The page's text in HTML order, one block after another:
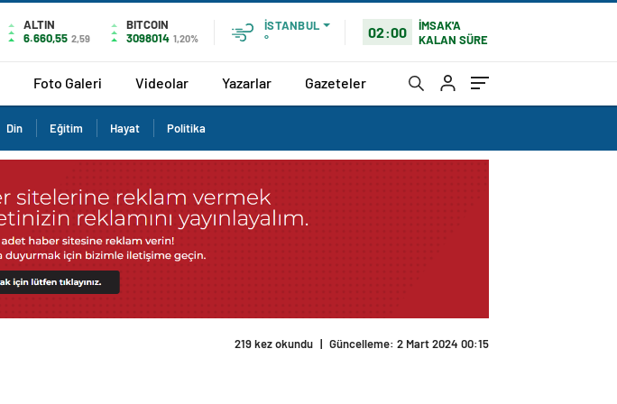
ALTIN
6.660,55 2,59
BITCOIN
3098014 1,20%
İSTANBUL
°
02:00
İMSAK'A
KALAN SÜRE
Foto Galeri Videolar Yazarlar Gazeteler
Din Eğitim Hayat Politika
219 kez okundu | Güncelleme: 2 Mart 2024 00:15